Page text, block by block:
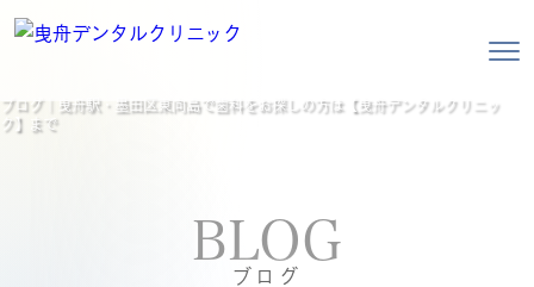
ブログ｜曳舟駅・墨田区東向島で歯科をお探しの方は【曳舟デンタルクリニッ
ク】まで
BLOG
ブログ